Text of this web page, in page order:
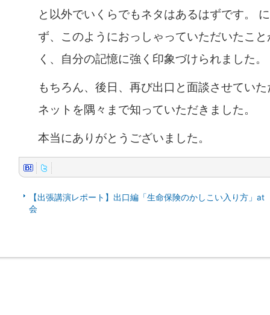
と以外でいくらでもネタはあるはずです。
ず、このようにおっしゃっていただいたこ
く、自分の記憶に強く印象づけられました。
もちろん、後日、再び出口と面談させてい
ネットを隅々まで知っていただきました。
本当にありがとうございました。
【出張講演レポート】出口編「生命保険のかしこい入り方」
会